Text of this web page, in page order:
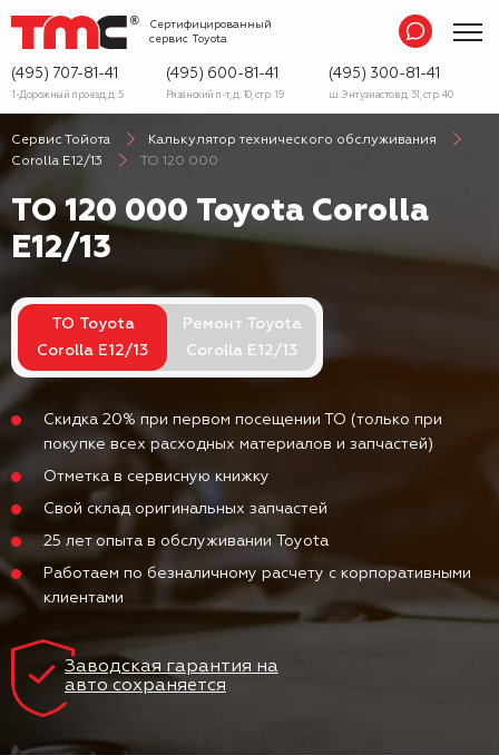
Сертифицированный
сервис Toyota
(495) 707-81-41
1-Дорожный проезд, д. 5
(495) 600-81-41
Рязанский п-т, д. 10, стр. 19
(495) 300-81-41
ш. Энтузиастов д. 31, стр. 40
Сервис Тойота
Калькулятор технического обслуживания
Corolla E12/13
ТО 120 000
ТО 120 000 Toyota Corolla
E12/13
ТО Toyota
Corolla E12/13
Ремонт Toyota
Corolla E12/13
Скидка 20% при первом посещении ТО (только при
покупке всех расходных материалов и запчастей)
Отметка в сервисную книжку
Свой склад оригинальных запчастей
25 лет опыта в обслуживании Toyota
Работаем по безналичному расчету с корпоративными
клиентами
Заводская гарантия на
авто сохраняется